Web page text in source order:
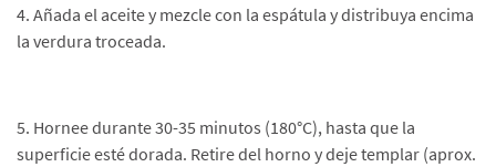
4. Añada el aceite y mezcle con la espátula y distribuya encima
la verdura troceada.
5. Hornee durante 30-35 minutos (180°C), hasta que la
superficie esté dorada. Retire del horno y deje templar (aprox.